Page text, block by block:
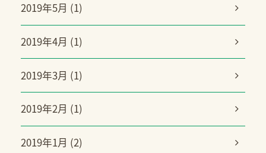
2019年5月 (1)
2019年4月 (1)
2019年3月 (1)
2019年2月 (1)
2019年1月 (2)